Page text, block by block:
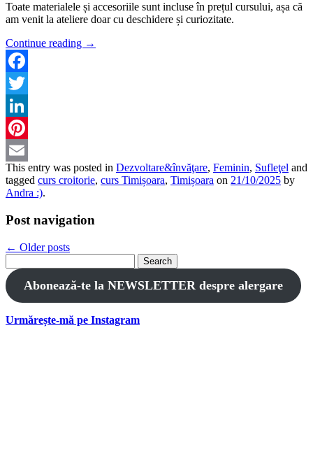
Toate materialele și accesoriile sunt incluse în prețul cursului, așa că
am venit la ateliere doar cu deschidere și curiozitate.
Continue reading →
Facebook
Twitter
LinkedIn
Pinterest
Email
This entry was posted in Dezvoltare&învăţare, Feminin, Sufleţel and
tagged curs croitorie, curs Timișoara, Timișoara on 21/10/2025 by
Andra :).
Post navigation
← Older posts
for:
Abonează-te la NEWSLETTER despre alergare
Urmărește-mă pe Instagram